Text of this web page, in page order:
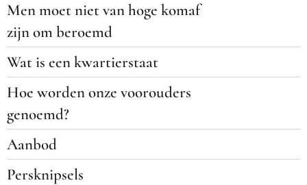
Men moet niet van hoge komaf
zijn om beroemd
Wat is een kwartierstaat
Hoe worden onze voorouders
genoemd?
Aanbod
Persknipsels